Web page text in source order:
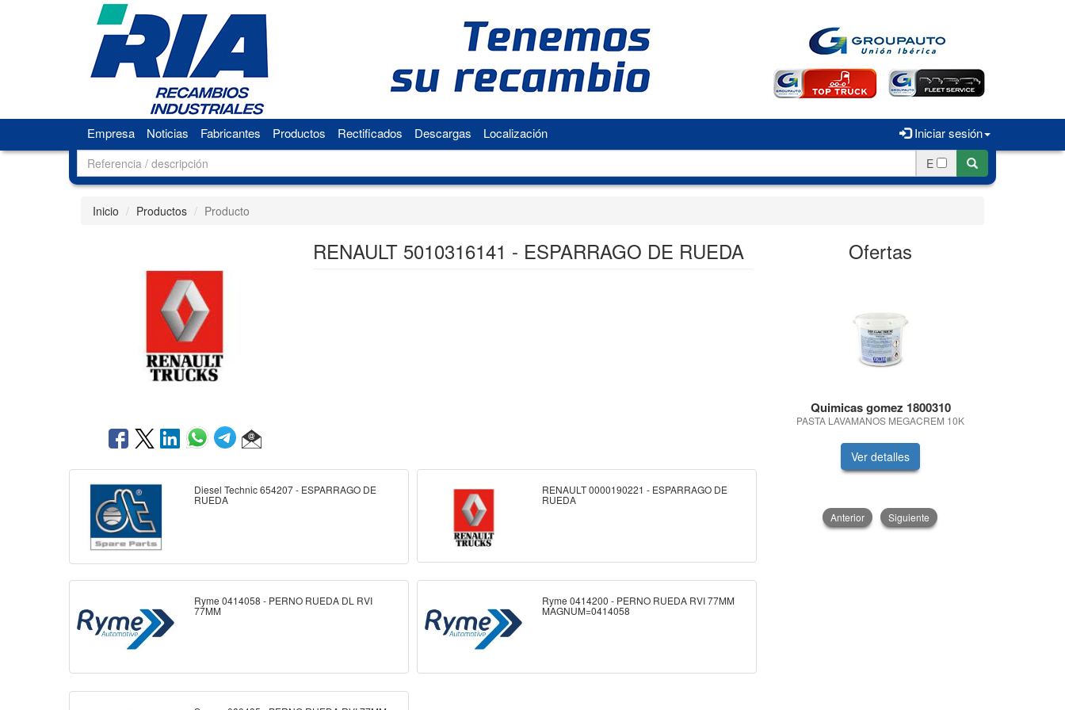
Iniciar sesión
Empresa Noticias Fabricantes Productos Rectificados Descargas Localización
E
Inicio Productos Producto
RENAULT 5010316141 - ESPARRAGO DE RUEDA
Diesel Technic 654207 - ESPARRAGO DE
RUEDA
RENAULT 0000190221 - ESPARRAGO DE
RUEDA
Ryme 0414058 - PERNO RUEDA DL RVI
77MM
Ryme 0414200 - PERNO RUEDA RVI 77MM
MAGNUM=0414058
Ofertas
Quimicas gomez 1800310
PASTA LAVAMANOS MEGACREM 10K
Ver detalles
Anterior Siguiente